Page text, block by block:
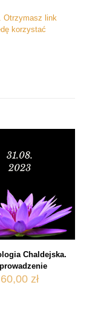
Otrzymasz link
korzystać
Chaldejska.
60,00 zł